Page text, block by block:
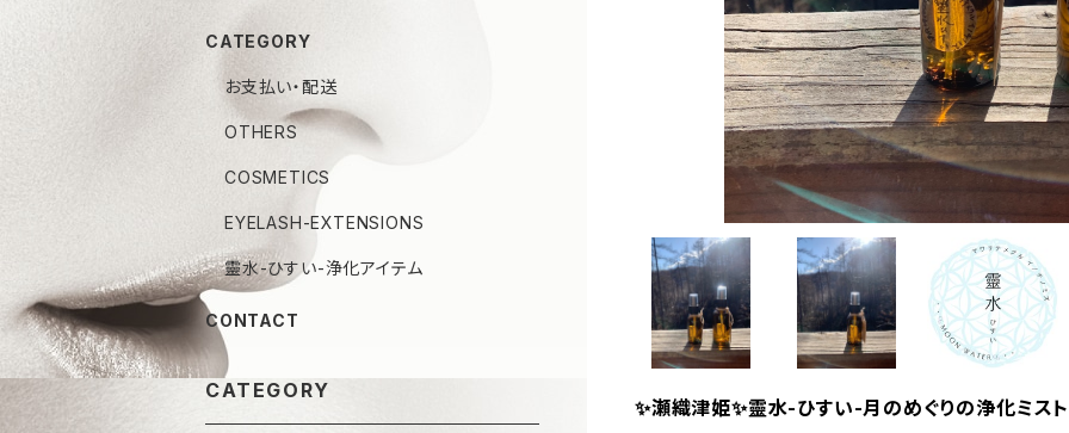
✨瀬織津姫✨靈水-ひすい-月のめぐりの浄化ミス
CATEGORY
お支払い・配送
OTHERS
COSMETICS
EYELASH-EXTENSIONS
靈水-ひすい-浄化アイテム
CONTACT
CATEGORY